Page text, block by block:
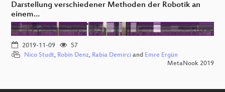
Darstellung verschiedener Methoden der Robotik an
einem…
2019-11-09
57
Nico Studt, Robin Denz, Rabia Demirci and Emre Ergün
MetaNook 2019